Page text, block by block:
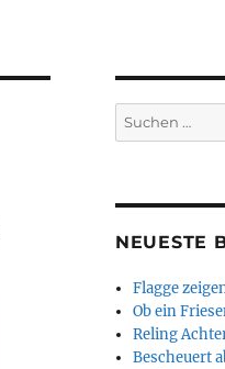
Suchen
nach:
NEUESTE
Flagge
Ob ein
Reling
Bescheuert